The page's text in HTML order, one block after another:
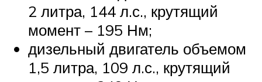
2 литра, 144 л.с., крутящий
момент – 195 Нм;
дизельный двигатель объемом
1,5 литра, 109 л.с., крутящий